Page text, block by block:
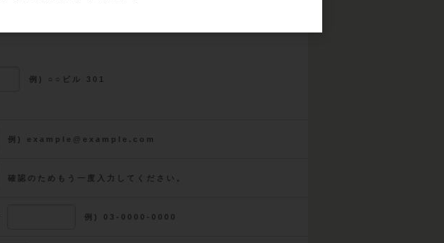
例) ○○ビル 301
例) example@example.com
確認のためもう一度入力してください。
例) 03-0000-0000